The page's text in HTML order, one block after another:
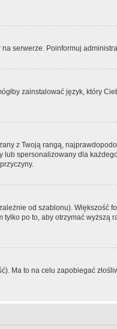
serwerze. Poinformuj
zainstalować język, który
z Twoją rangą,
spersonalizowany dla
od szablonu). Większość
po to, aby otrzymać wyższą
Ma to na celu zapobiegać